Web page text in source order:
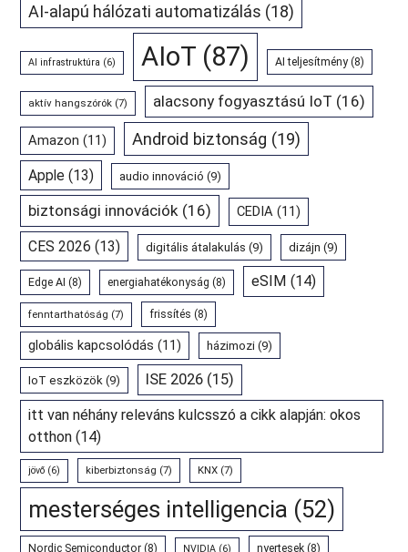
AI-alapú hálózati automatizálás (18)
AI infrastruktúra (6) AIoT (87) AI teljesítmény (8)
aktív hangszórók (7) alacsony fogyasztású IoT (16)
Amazon (11) Android biztonság (19)
Apple (13) audio innováció (9)
biztonsági innovációk (16) CEDIA (11)
CES 2026 (13) digitális átalakulás (9) dizájn (9)
Edge AI (8) energiahatékonyság (8) eSIM (14)
fenntarthatóság (7) frissítés (8)
globális kapcsolódás (11) házimozi (9)
IoT eszközök (9) ISE 2026 (15)
itt van néhány releváns kulcsszó a cikk alapján: okos
otthon (14)
jövő (6) kiberbiztonság (7) KNX (7)
mesterséges intelligencia (52)
Nordic Semiconductor (8) NVIDIA (6) nyertesek (8)